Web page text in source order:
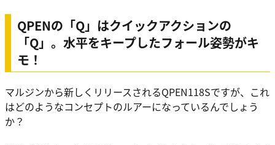
QPENの「Q」はクイックアクションの
「Q」。水平をキープしたフォール姿勢がキ
モ！
マルジンから新しくリリースされるQPEN118Sですが、これ
はどのようなコンセプトのルアーになっているんでしょう
か？